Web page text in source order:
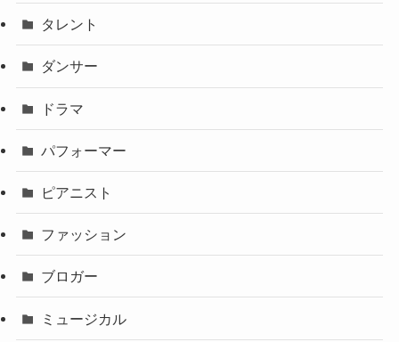
タレント
ダンサー
ドラマ
パフォーマー
ピアニスト
ファッション
ブロガー
ミュージカル